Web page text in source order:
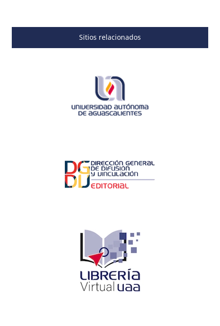
Sitios relacionados